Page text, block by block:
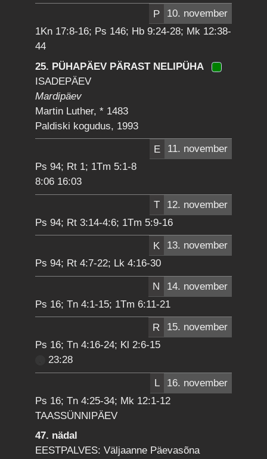
P
10. november
1Kn 17:8-16; Ps 146; Hb 9:24-28; Mk 12:38-
44
25. PÜHAPÄEV PÄRAST NELIPÜHA
ISADEPÄEV
Mardipäev
Martin Luther, * 1483
Paldiski kogudus, 1993
E
11. november
Ps 94; Rt 1; 1Tm 5:1-8
8:06 16:03
T
12. november
Ps 94; Rt 3:14-4:6; 1Tm 5:9-16
K
13. november
Ps 94; Rt 4:7-22; Lk 4:16-30
N
14. november
Ps 16; Tn 4:1-15; 1Tm 6:11-21
R
15. november
Ps 16; Tn 4:16-24; Kl 2:6-15
23:28
L
16. november
Ps 16; Tn 4:25-34; Mk 12:1-12
TAASSÜNNIPÄEV
47. nädal
EESTPALVES: Väljaanne Päevasõna